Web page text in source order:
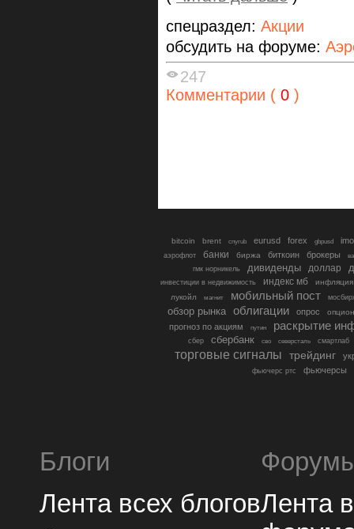
спецраздел: Акции
обсудить на форуме:
247
Комментарии ( 0 )
bitcoin brent cnyrub eurusd forex gbpusd
аэрофлот банки биржа биткоин брокеры
гмк норникель
дивиденды доллар
инвестиции в недвижимость индекс мб
инфляция
лукойл
магнит мобильный пост
обзор рынка облигации опрос
прогноз по акциям путин раскрытие
сбер сбербанк сво северсталь смартлаб
торговые сигналы трейдинг
фьючерс ртс фьючерсы
Блоги
Лента всех блоговЛента